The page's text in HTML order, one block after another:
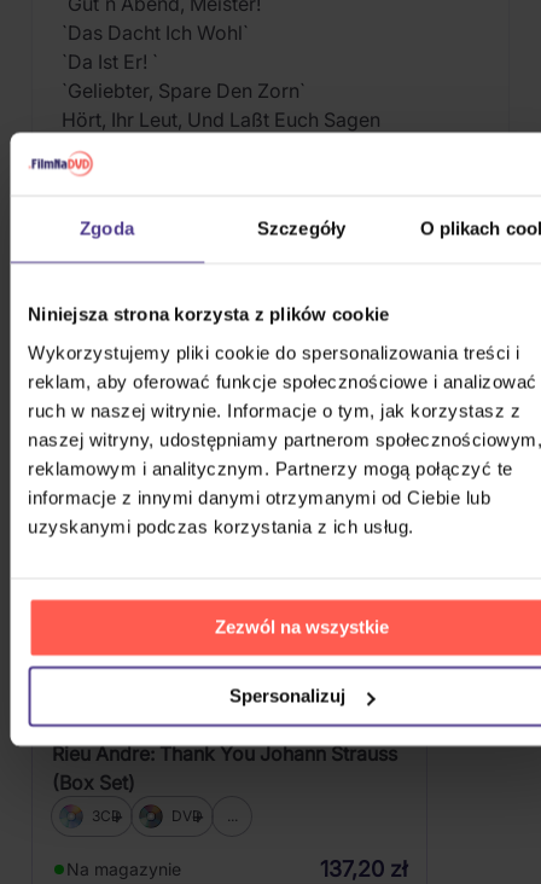
Zgoda Szczegóły O plikach
Niniejsza strona korzysta z plików cookie
Wykorzystujemy pliki cookie do spersonalizowania treści i
reklam, aby oferować funkcje społecznościowe i analizować
ruch w naszej witrynie. Informacje o tym, jak korzystasz z
naszej witryny, udostępniamy partnerom społecznościowym,
reklamowym i analitycznym. Partnerzy mogą połączyć te
informacje z innymi danymi otrzymanymi od Ciebie lub
uzyskanymi podczas korzystania z ich usług.
Zezwól na wszystkie
Spersonalizuj
`Das Dacht Ich Wohl`
`Da Ist Er! `
`Geliebter, Spare Den Zorn`
Hört, Ihr Leut, Und Laßt Euch Sagen
`Üble Dinge, Die Ich Da Merk`
`Tu`s Nicht!-Doch Horch! `
`Das Fenster Geht Auf! `
PODOBNE PRODUKTY
Że ten głos przypadł wam do gustu? Nie dziwimy się.
Sprawdźcie, co jeszcze możecie sobie pozwolić.
Rieu Andre: Thank You Johann Strauss
(Box Set)
3CD DVD ...
Na magazynie 137,20 zł